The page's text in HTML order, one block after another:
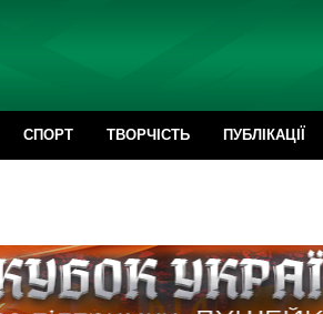
СПОРТ ТВОРЧІСТЬ ПУБЛІКАЦІЇ